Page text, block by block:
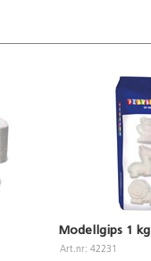
Modellgips 1 kg
Art.nr: 42231